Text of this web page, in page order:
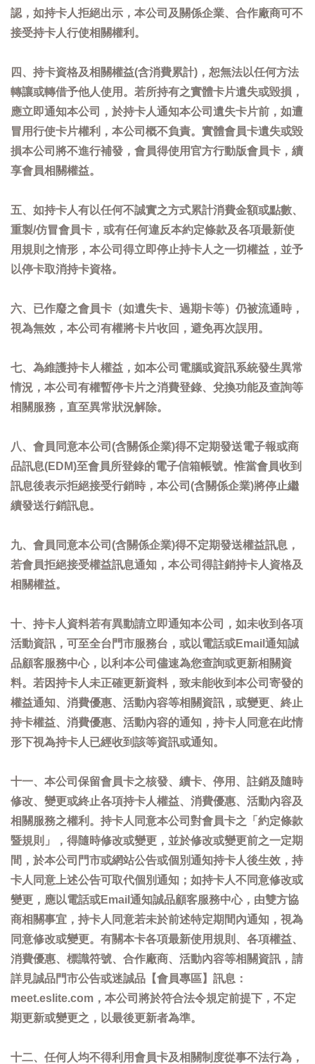
認，如持卡人拒絕出示，本公司及關係企業、合作廠商可不
接受持卡人行使相關權利。
四、持卡資格及相關權益(含消費累計)，恕無法以任何方法
轉讓或轉借予他人使用。若所持有之實體卡片遺失或毀損，
應立即通知本公司，於持卡人通知本公司遺失卡片前，如遭
冒用行使卡片權利，本公司概不負責。實體會員卡遺失或毀
損本公司將不進行補發，會員得使用官方行動版會員卡，續
享會員相關權益。
五、如持卡人有以任何不誠實之方式累計消費金額或點數、
重製/仿冒會員卡，或有任何違反本約定條款及各項最新使
用規則之情形，本公司得立即停止持卡人之一切權益，並予
以停卡取消持卡資格。
六、已作廢之會員卡（如遺失卡、過期卡等）仍被流通時，
視為無效，本公司有權將卡片收回，避免再次誤用。
七、為維護持卡人權益，如本公司電腦或資訊系統發生異常
情況，本公司有權暫停卡片之消費登錄、兌換功能及查詢等
相關服務，直至異常狀況解除。
八、會員同意本公司(含關係企業)得不定期發送電子報或商
品訊息(EDM)至會員所登錄的電子信箱帳號。惟當會員收到
訊息後表示拒絕接受行銷時，本公司(含關係企業)將停止繼
續發送行銷訊息。
九、會員同意本公司(含關係企業)得不定期發送權益訊息，
若會員拒絕接受權益訊息通知，本公司得註銷持卡人資格及
相關權益。
十、持卡人資料若有異動請立即通知本公司，如未收到各項
活動資訊，可至全台門市服務台，或以電話或Email通知誠
品顧客服務中心，以利本公司儘速為您查詢或更新相關資
料。若因持卡人未正確更新資料，致未能收到本公司寄發的
權益通知、消費優惠、活動內容等相關資訊，或變更、終止
持卡權益、消費優惠、活動內容的通知，持卡人同意在此情
形下視為持卡人已經收到該等資訊或通知。
十一、本公司保留會員卡之核發、續卡、停用、註銷及隨時
修改、變更或終止各項持卡人權益、消費優惠、活動內容及
相關服務之權利。持卡人同意本公司對會員卡之「約定條款
暨規則」，得隨時修改或變更，並於修改或變更前之一定期
間，於本公司門市或網站公告或個別通知持卡人後生效，持
卡人同意上述公告可取代個別通知；如持卡人不同意修改或
變更，應以電話或Email通知誠品顧客服務中心，由雙方協
商相關事宜，持卡人同意若未於前述特定期間內通知，視為
同意修改或變更。有關本卡各項最新使用規則、各項權益、
消費優惠、標識符號、合作廠商、活動內容等相關資訊，請
詳見誠品門市公告或迷誠品【會員專區】訊息：
meet.eslite.com，本公司將於符合法令規定前提下，不定
期更新或變更之，以最後更新者為準。
十二、任何人均不得利用會員卡及相關制度從事不法行為，